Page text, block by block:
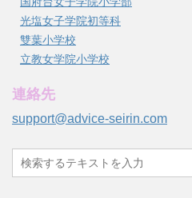
光塩女子学院初等科
雙葉小学校
立教女学院小学校
連絡先
support@advice-seirin.com